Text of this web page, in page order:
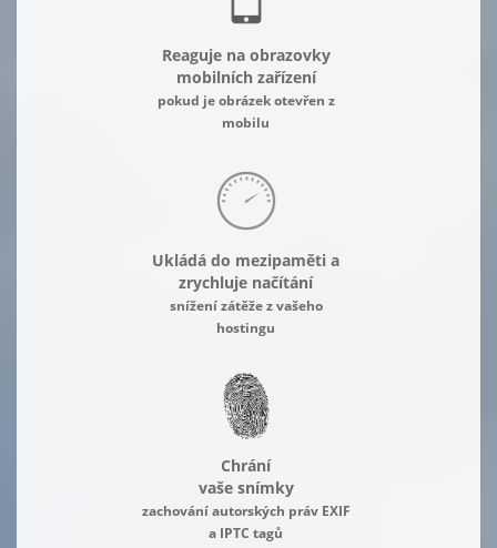
Reaguje na obrazovky
mobilních zařízení
pokud je obrázek otevřen z
mobilu
Ukládá do mezipaměti a
zrychluje načítání
snížení zátěže z vašeho
hostingu
Chrání
vaše snímky
zachování autorských práv EXIF
a IPTC tagů